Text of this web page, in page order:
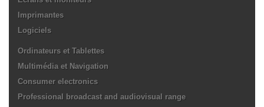
Imprimantes
Logiciels
Ordinateurs et Tablettes
Multimédia et Navigation
Consumer electronics
Professional broadcast and audiovisual range